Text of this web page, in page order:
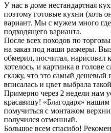
У нас в доме нестандартная
поэтому готовые кухни (хоть
вариант. Мы с мужем много
подходящего варианта.
После всех походов по
на заказ под наши размеры.
обмерил, посчитал, нарисовал
хотелось, и картинка в голове
скажу, что это самый дешевый
вписалась и цвет выбрала
Примерно через 2 недели нам
красавицу! «Благодаря»
помучиться с монтажом
получился отменный.
Большое всем спасибо!